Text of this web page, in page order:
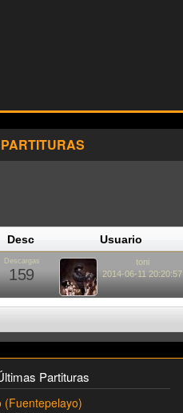
PARTITURAS
Desc Usuario
Descargas
159
toni
2014-06-11 20:20:57
Partituras
(Fuentepelayo)